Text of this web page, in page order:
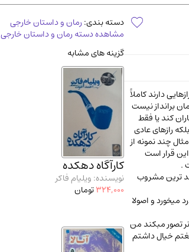
دارند کاملاً
برانداز نیست
کند یا فقط
رازهای عادی
چند نمونه از
قرار است
ترین مشروب
میخورد و اصولا
تصور مبکند من
گغتم خیال داشتم
دسته بندی:رمان و داستان خارجی
مشاهده دسته رمان و داستان خارجی
گزینه های مشابه
کارآگاه دهکده
نویسنده: ویلیام فاکر
324,000تومان